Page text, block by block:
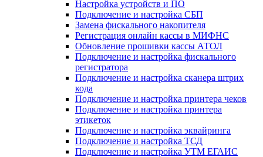
Настройка устройств и ПО
Подключение и настройка СБП
Замена фискального накопителя
Регистрация онлайн кассы в МИФНС
Обновление прошивки кассы АТОЛ
Подключение и настройка фискального
регистратора
Подключение и настройка сканера штрих
кода
Подключение и настройка принтера чеков
Подключение и настройка принтера
этикеток
Подключение и настройка эквайринга
Подключение и настройка ТСД
Подключение и настройка УТМ ЕГАИС